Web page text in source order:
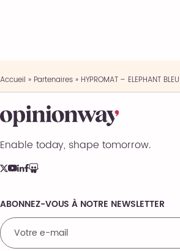
Accueil » Partenaires » HYPROMAT – ELEPHANT BLEU
Enable today, shape tomorrow.
Comments
ABONNEZ-VOUS À NOTRE NEWSLETTER